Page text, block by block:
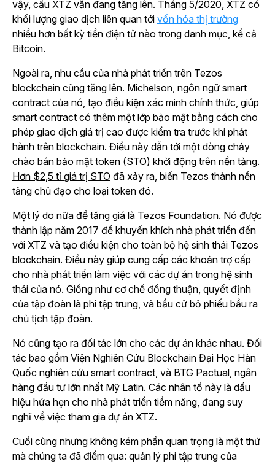
vậy, cầu XTZ vẫn đang tăng lên. Tháng 5/2020, XTZ có
khối lượng giao dịch liên quan tới vốn hóa thị trường
nhiều hơn bất kỳ tiền điện tử nào trong danh mục, kể cả
Bitcoin.
Ngoài ra, nhu cầu của nhà phát triển trên Tezos
blockchain cũng tăng lên. Michelson, ngôn ngữ smart
contract của nó, tạo điều kiện xác minh chính thức, giúp
smart contract có thêm một lớp bảo mật bằng cách cho
phép giao dịch giá trị cao được kiểm tra trước khi phát
hành trên blockchain. Điều này dẫn tới một dòng chảy
chào bán bảo mật token (STO) khởi động trên nền tảng.
Hơn $2,5 tỉ giá trị STO đã xảy ra, biến Tezos thành nền
tảng chủ đạo cho loại token đó.
Một lý do nữa để tăng giá là Tezos Foundation. Nó được
thành lập năm 2017 để khuyến khích nhà phát triển đến
với XTZ và tạo điều kiện cho toàn bộ hệ sinh thái Tezos
blockchain. Điều này giúp cung cấp các khoản trợ cấp
cho nhà phát triển làm việc với các dự án trong hệ sinh
thái của nó. Giống như cơ chế đồng thuận, quyết định
của tập đoàn là phi tập trung, và bầu cử bỏ phiếu bầu ra
chủ tịch tập đoàn.
Nó cũng tạo ra đối tác lớn cho các dự án khác nhau. Đối
tác bao gồm Viện Nghiên Cứu Blockchain Đại Học Hàn
Quốc nghiên cứu smart contract, và BTG Pactual, ngân
hàng đầu tư lớn nhất Mỹ Latin. Các nhân tố này là dấu
hiệu hứa hẹn cho nhà phát triển tiềm năng, đang suy
nghĩ về việc tham gia dự án XTZ.
Cuối cùng nhưng không kém phần quan trọng là một thứ
mà chúng ta đã điểm qua: quản lý phi tập trung của